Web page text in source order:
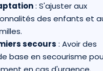
: S'ajuster aux
des enfants et
secours : Avoir des
base en secourisme